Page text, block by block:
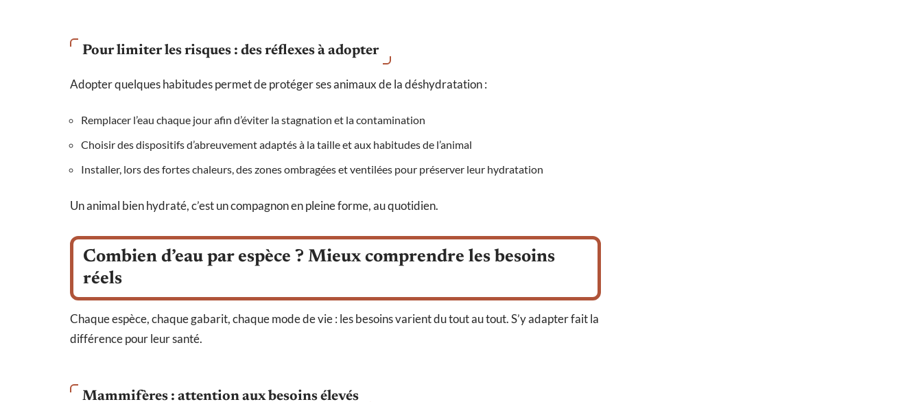
Pour limiter les risques : des réflexes à adopter
Adopter quelques habitudes permet de protéger ses animaux de la déshydratation :
Remplacer l’eau chaque jour afin d’éviter la stagnation et la contamination
Choisir des dispositifs d’abreuvement adaptés à la taille et aux habitudes de l’animal
Installer, lors des fortes chaleurs, des zones ombragées et ventilées pour préserver leur hydratation
Un animal bien hydraté, c’est un compagnon en pleine forme, au quotidien.
Combien d’eau par espèce ? Mieux comprendre les besoins
réels
Chaque espèce, chaque gabarit, chaque mode de vie : les besoins varient du tout au tout. S’y adapter fait la
différence pour leur santé.
Mammifères : attention aux besoins élevés